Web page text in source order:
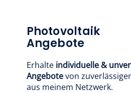
Photovoltaik
Angebote
Erhalte individuelle &
Angebotevon
aus meinem Netzwerk.